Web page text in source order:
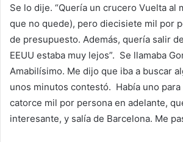
Se lo dije. “Quería un crucero Vuelta al
que no quede), pero diecisiete mil por
de presupuesto. Además, quería salir
EEUU estaba muy lejos”. Se llamaba
Amabilísimo. Me dijo que iba a buscar
unos minutos contestó. Había uno para
catorce mil por persona en adelante,
interesante, y salía de Barcelona. Me